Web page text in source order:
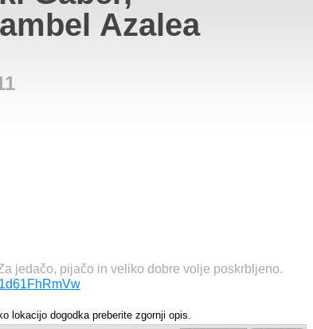
Azalea
jedačo, pijačo in veliko dobre volje poskrbljeno.
lokacijo dogodka preberite zgornji opis.